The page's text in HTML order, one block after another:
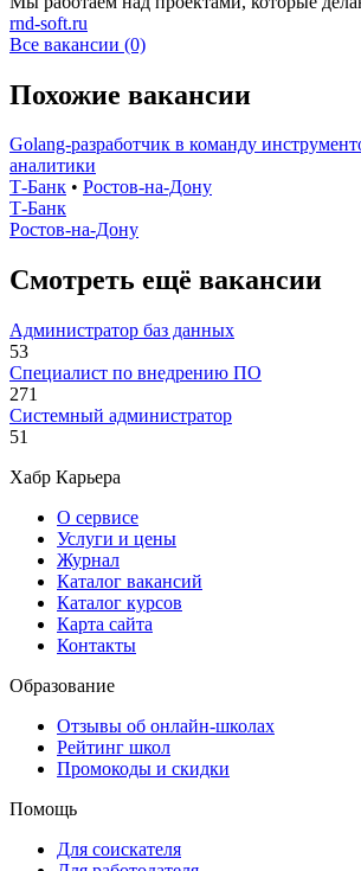
rnd-soft.ru
Все вакансии (0)
Похожие вакансии
Golang-разработчик в команду
аналитики
Т-Банк • Ростов-на-Дону
Т-Банк
Ростов-на-Дону
Смотреть ещё вакансии
Администратор баз данных
53
Специалист по внедрению ПО
271
Системный администратор
51
Хабр Карьера
О сервисе
Услуги и цены
Журнал
Каталог вакансий
Каталог курсов
Карта сайта
Контакты
Образование
Отзывы об онлайн-школах
Рейтинг школ
Промокоды и скидки
Помощь
Для соискателя